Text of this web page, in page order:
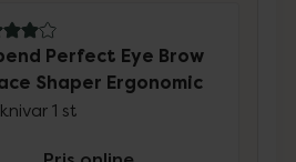
5 i omdöme
Perfect Eye Brow
Shaper Ergonomic
1 st